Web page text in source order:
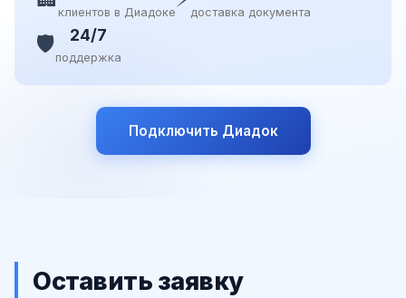
клиентов в Диадоке доставка документа
🛡️ 24/7
поддержка
Подключить Диадок
Оставить заявку